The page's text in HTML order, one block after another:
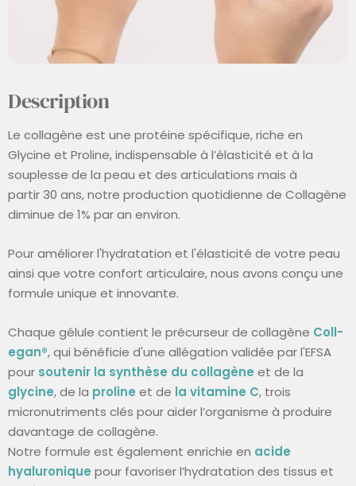
Description
Le collagène est une protéine spécifique, riche en
Glycine et Proline, indispensable à l’élasticité et à la
souplesse de la peau et des articulations mais à
partir 30 ans, notre production quotidienne de Collagène
diminue de 1% par an environ.
Pour améliorer l'hydratation et l'élasticité de votre peau
ainsi que votre confort articulaire, nous avons conçu une
formule unique et innovante.
Chaque gélule contient le précurseur de collagène Coll-
egan®, qui bénéficie d'une allégation validée par l'EFSA
pour soutenir la synthèse du collagène et de la
glycine, de la proline et de la vitamine C, trois
micronutriments clés pour aider l’organisme à produire
davantage de collagène.
Notre formule est également enrichie en acide
hyaluronique pour favoriser l’hydratation des tissus et